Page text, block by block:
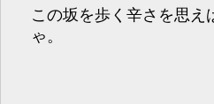
この坂を歩く辛さを思え
ゃ。